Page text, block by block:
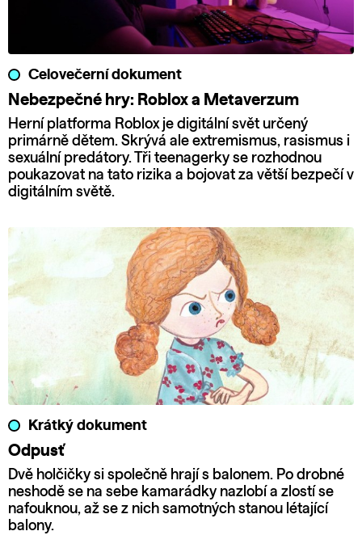
Celovečerní dokument
Nebezpečné hry: Roblox a Metaverzum
Herní platforma Roblox je digitální svět určený
primárně dětem. Skrývá ale extremismus, rasismus i
sexuální predátory. Tři teenagerky se rozhodnou
poukazovat na tato rizika a bojovat za větší bezpečí v
digitálním světě.
Krátký dokument
Odpusť
Dvě holčičky si společně hrají s balonem. Po drobné
neshodě se na sebe kamarádky nazlobí a zlostí se
nafouknou, až se z nich samotných stanou létající
balony.